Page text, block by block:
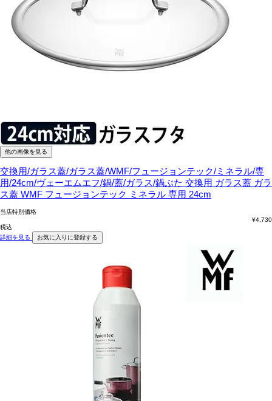
他の画像を見る
交換用/ガラス蓋/ガラス蓋/WMF/フュージョンテック/ミネラル/専
用/24cm/ヴェーエムエフ/鍋/蓋/ガラス/鍋ぶた 交換用 ガラス蓋 ガラ
ス蓋 WMF フュージョンテック ミネラル 専用 24cm
当店特別価格
¥4,730
税込
詳細を見る
お気に入りに登録する